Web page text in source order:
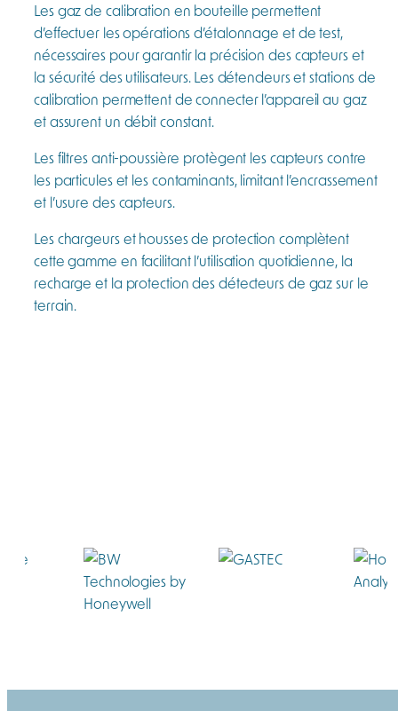
Les gaz de calibration en bouteille permettent
d’effectuer les opérations d’étalonnage et de test,
nécessaires pour garantir la précision des capteurs et
la sécurité des utilisateurs. Les détendeurs et stations de
calibration permettent de connecter l’appareil au gaz
et assurent un débit constant.
Les filtres anti-poussière protègent les capteurs contre
les particules et les contaminants, limitant l’encrassement
et l’usure des capteurs.
Les chargeurs et housses de protection complètent
cette gamme en facilitant l’utilisation quotidienne, la
recharge et la protection des détecteurs de gaz sur le
terrain.